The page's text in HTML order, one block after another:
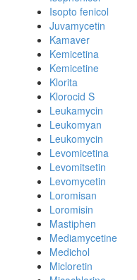
Isopto fenicol
Juvamycetin
Kamaver
Kemicetina
Kemicetine
Klorita
Klorocid S
Leukamycin
Leukomyan
Leukomycin
Levomicetina
Levomitsetin
Levomycetin
Loromisan
Loromisin
Mastiphen
Mediamycetine
Medichol
Micloretin